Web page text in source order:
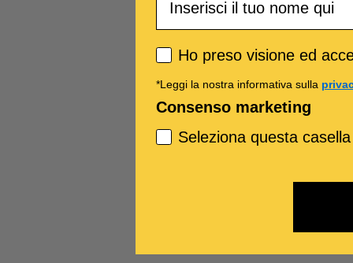
Privacy policy
Ho preso visione ed
*Leggi la nostra informativa sulla
Consenso marketing
Seleziona questa